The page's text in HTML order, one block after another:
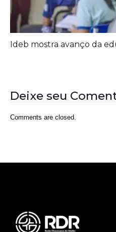
Ideb mostra avanço da
Deixe seu
Comments are closed.